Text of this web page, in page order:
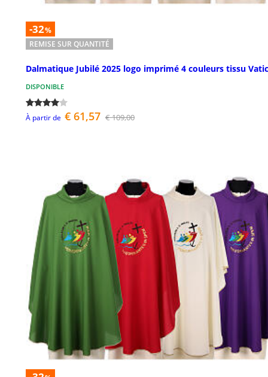
-32%
REMISE SUR QUANTITÉ
Dalmatique Jubilé 2025 logo imprimé 4 couleurs tissu
DISPONIBLE
À partir de € 61,57 € 109,00